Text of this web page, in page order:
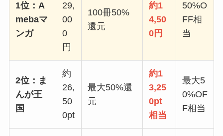
1位：A
mebaマ
ンガ
29,
00
0
円
100冊50%
還元
約1
4,50
0円
50%O
FF相
当
2位：ま
んが王
国
約
26,
50
0pt
最大50%還
元
約1
3,25
0pt
相当
最大5
0%OF
F相当